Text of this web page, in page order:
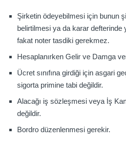
Şirketin ödeyebilmesi için bunun
belirtilmesi ya da karar defterinde
fakat noter tasdiki gerekmez.
Hesaplanırken Gelir ve Damga
Ücret sınıfına girdiği için asgari
sigorta primine tabi değildir.
Alacağı iş sözleşmesi veya İş
değildir.
Bordro düzenlenmesi gerekir.